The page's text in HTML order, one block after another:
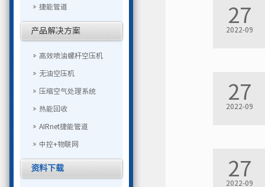
捷能管道
产品解决方案
高效喷油螺杆空压机
无油空压机
压缩空气处理系统
热能回收
AIRnet捷能管道
中控+物联网
资料下载
27
2022-09
27
2022-09
27
2022-09